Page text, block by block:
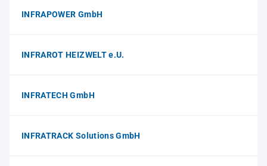
INFRAPOWER GmbH
INFRAROT HEIZWELT e.U.
INFRATECH GmbH
INFRATRACK Solutions GmbH